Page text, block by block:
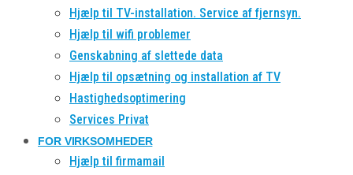
Hjælp til TV-installation. Service af fjernsyn.
Hjælp til wifi problemer
Genskabning af slettede data
Hjælp til opsætning og installation af TV
Hastighedsoptimering
Services Privat
FOR VIRKSOMHEDER
Hjælp til firmamail